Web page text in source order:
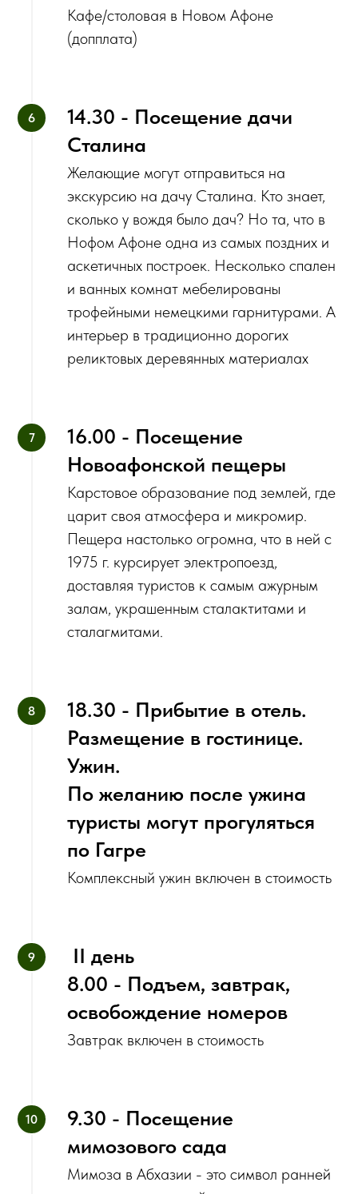
Кафе/столовая в Новом Афоне
(допплата)
14.30 - Посещение дачи
Сталина
Желающие могут отправиться на
экскурсию на дачу Сталина. Кто знает,
сколько у вождя было дач? Но та, что в
Нофом Афоне одна из самых поздних и
аскетичных построек. Несколько спален
и ванных комнат мебелированы
трофейными немецкими гарнитурами. А
интерьер в традиционно дорогих
реликтовых деревянных материалах
16.00 - Посещение
Новоафонской пещеры
Карстовое образование под землей, где
царит своя атмосфера и микромир.
Пещера настолько огромна, что в ней с
1975 г. курсирует электропоезд,
доставляя туристов к самым ажурным
залам, украшенным сталактитами и
сталагмитами.
18.30 - Прибытие в отель.
Размещение в гостинице.
Ужин.
По желанию после ужина
туристы могут прогуляться
по Гагре
Комплексный ужин включен в стоимость
‌ II день
8.00 - Подъем, завтрак,
освобождение номеров
Завтрак включен в стоимость
9.30 - Посещение
мимозового сада
Мимоза в Абхазии - это символ ранней